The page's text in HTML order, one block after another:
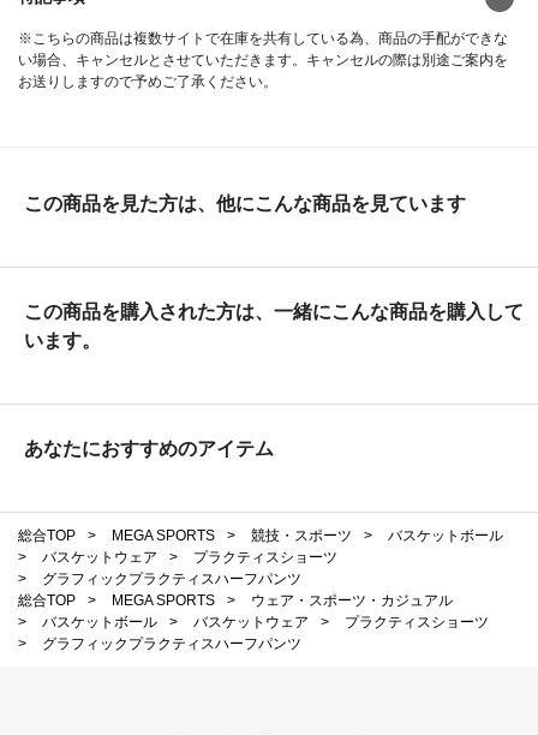
※こちらの商品は複数サイトで在庫を共有している為、商品の手配ができな
い場合、キャンセルとさせていただきます。キャンセルの際は別途ご案内を
お送りしますので予めご了承ください。
この商品を見た方は、他にこんな商品を見ています
この商品を購入された方は、一緒にこんな商品を購入して
います。
あなたにおすすめのアイテム
総合TOP > MEGA SPORTS > 競技・スポーツ >
バスケットボール
>
バスケットウェア >
プラクティスショーツ
>
グラフィックプラクティスハーフパンツ
総合TOP
> MEGA SPORTS >
ウェア・スポーツ・カジュアル
>
バスケットボール > バスケットウェア >
プラクティスショーツ
>
グラフィックプラクティスハーフパンツ